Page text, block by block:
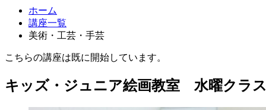
ホーム
講座一覧
美術・工芸・手芸
こちらの講座は既に開始しています。
キッズ・ジュニア絵画教室 水曜クラ